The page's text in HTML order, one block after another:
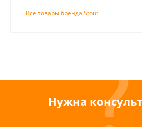
Все товары бренда Stout
Нужна